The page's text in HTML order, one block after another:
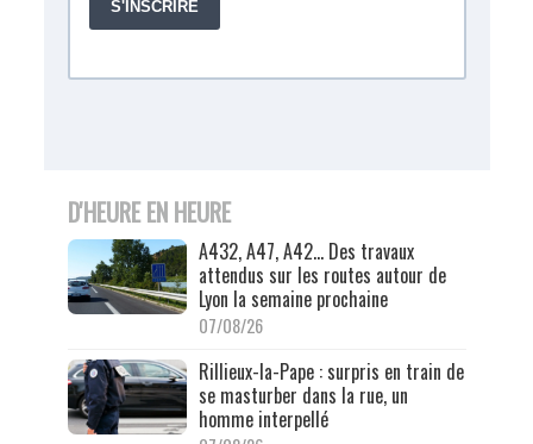
D'HEURE EN HEURE
A432, A47, A42… Des travaux
attendus sur les routes autour de
Lyon la semaine prochaine
07/08/26
Rillieux-la-Pape : surpris en train de
se masturber dans la rue, un
homme interpellé